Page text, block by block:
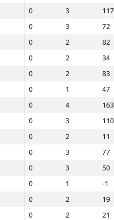
0 3
117
0 3
72
0 2
82
0 2
34
0 2
83
0 1
47
0 4
163
0 3
110
0 2
11
0 3
77
0 3
50
0 1
-1
0 2
19
0 2
21
0 3
117
0 3
72
0 2
82
0 2
34
0 2
83
0 1
47
0 4
163
0 3
110
0 2
11
0 3
77
0 3
50
0 1
-1
0 2
19
0 2
21
0 3
117
0 3
72
0 2
82
0 2
34
0 2
83
0 1
47
0 4
163
0 3
110
0 2
11
0 3
77
0 3
50
0 1
-1
0 2
19
0 2
21
0 3
117
0 3
72
0 2
82
0 2
34
0 2
83
0 1
47
0 4
163
0 3
110
0 2
11
0 3
77
0 3
50
0 1
-1
0 2
19
0 2
21